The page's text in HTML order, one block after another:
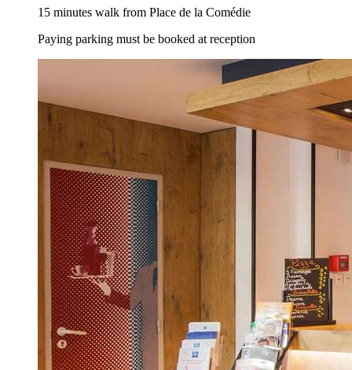
15 minutes walk from Place de la Comédie
Paying parking must be booked at reception